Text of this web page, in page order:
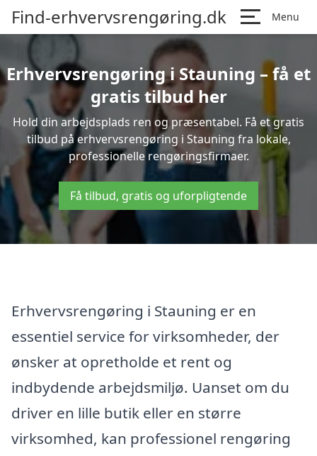
Find-erhvervsrengøring.dk Menu
Erhvervsrengøring i Stauning – få et
gratis tilbud her
Hold din arbejdsplads ren og præsentabel. Få et gratis
tilbud på erhvervsrengøring i Stauning fra lokale,
professionelle rengøringsfirmaer.
Få tilbud, gratis og uforpligtende
Erhvervsrengøring i Stauning er en
essentiel service for virksomheder, der
ønsker at opretholde et rent og
indbydende arbejdsmiljø. Uanset om du
driver en lille butik eller en større
virksomhed, kan professionel rengøring